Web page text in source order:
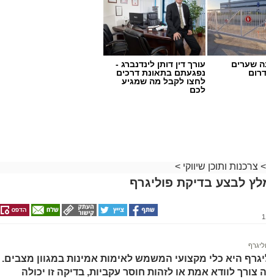
שערים
עורך דין דותן לינדנברג -
נפגעתם בתאונת דרכים
לחצו לקבל מה שמגיע
לכם
> צרכנות ותוכן שיווקי >
לבצע בדיקת פוליגרף
היא כלי מקצועי המשמש לאימות אמינות במגוון מצבים.
צורך לוודא אמת או לזהות חוסר עקביות, בדיקה זו יכולה